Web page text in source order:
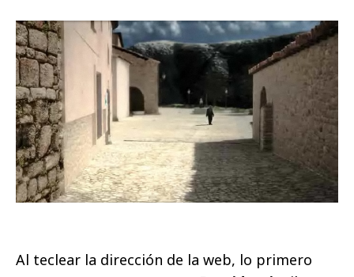
Al teclear la dirección de la web, lo primero